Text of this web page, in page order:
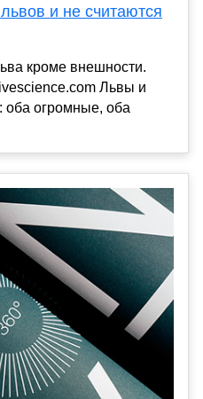
и не считаются
кроме внешности.
Львы и
оба огромные, оба